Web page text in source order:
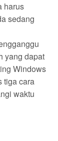
harus
sedang
yang dapat
Windows
tiga cara
waktu